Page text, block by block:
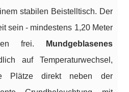
stabilen Beistelltisch. Der
sein - mindestens 1,20 Meter
frei.
Mundgeblasenes
auf Temperaturwechsel,
Plätze direkt neben der